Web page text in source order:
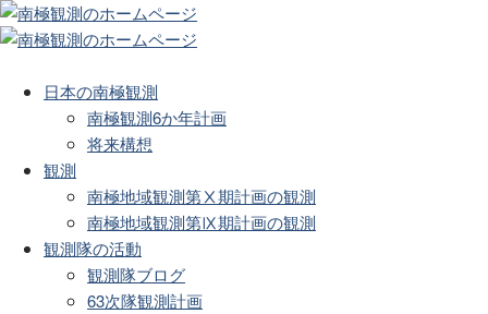
日本の南極観測
南極観測6か年計画
将来構想
観測
南極地域観測第Ⅹ期計画の観測
南極地域観測第Ⅸ期計画の観測
観測隊の活動
観測隊ブログ
63次隊観測計画